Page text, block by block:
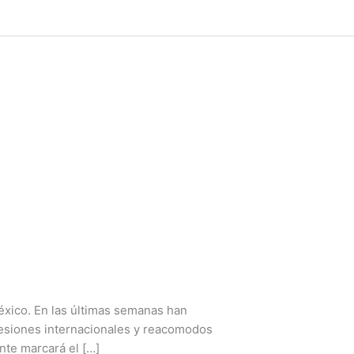
En las últimas semanas han
internacionales y reacomodos
marcará el […]